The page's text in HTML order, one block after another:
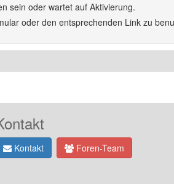
sein oder wartet auf Aktivierung.
oder den entsprechenden Link zu
Kontakt Foren-Team